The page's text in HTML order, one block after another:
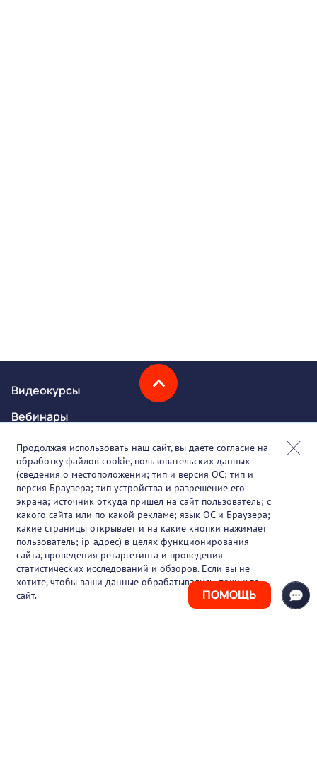
ПОМОЩЬ
Видеокурсы
Вебинары
Онлайн-события
Партнеры
О проекте
Вакансии
Блог
Контакты
Продолжая использовать наш сайт, вы даете согласие на
обработку файлов cookie, пользовательских данных
(сведения о местоположении; тип и версия ОС; тип и
версия Браузера; тип устройства и разрешение его
экрана; источник откуда пришел на сайт пользователь; с
какого сайта или по какой рекламе; язык ОС и Браузера;
какие страницы открывает и на какие кнопки нажимает
пользователь; ip-адрес) в целях функционирования
сайта, проведения ретаргетинга и проведения
статистических исследований и обзоров. Если вы не
хотите, чтобы ваши данные обрабатывались, покиньте
сайт.